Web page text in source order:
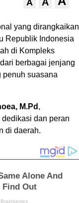
A
yang dirangkaikan
Republik Indonesia
di Kompleks
berbagai jenjang
penuh suasana
M.Pd ,
dan peran
di daerah.